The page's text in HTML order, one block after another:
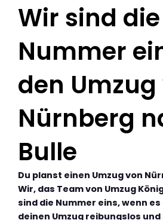
Wir sind die
Nummer
den Umzug
Nürnberg
Bulle
Du planst einen Umzug von
Wir, das Team von Umzug
sind die Nummer eins, wenn
deinen Umzug reibungslos